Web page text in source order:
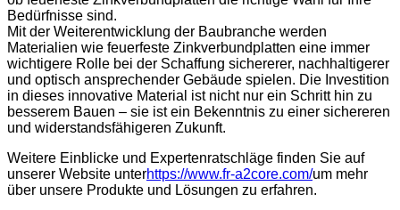
Bedürfnisse sind.
Mit der Weiterentwicklung der Baubranche werden
Materialien wie feuerfeste Zinkverbundplatten eine immer
wichtigere Rolle bei der Schaffung sichererer, nachhaltigerer
und optisch ansprechender Gebäude spielen. Die Investition
in dieses innovative Material ist nicht nur ein Schritt hin zu
besserem Bauen – sie ist ein Bekenntnis zu einer sichereren
und widerstandsfähigeren Zukunft.
Weitere Einblicke und Expertenratschläge finden Sie auf
unserer Website unterhttps://www.fr-a2core.com/um mehr
über unsere Produkte und Lösungen zu erfahren.